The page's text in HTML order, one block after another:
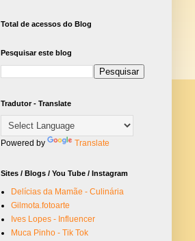
Total de acessos do Blog
Pesquisar este blog
Tradutor - Translate
Powered by Translate
Sites / Blogs / You Tube / Instagram
Delícias da Mamãe - Culinária
Gilmota.fotoarte
Ives Lopes - Influencer
Muca Pinho - Tik Tok